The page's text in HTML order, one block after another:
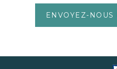
ENVOYEZ-NOUS